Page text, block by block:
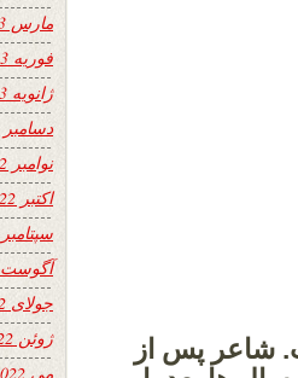
شاعر پس از
مارس 2023
فوریه 2023
ژانویه 2023
دسامبر 2022
نوامبر 2022
اکتبر 2022
سپتامبر 2022
آگوست 2022
جولای 2022
ژوئن 2022
می 2022